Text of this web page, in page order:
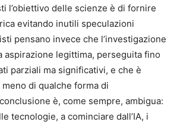
l’obiettivo delle scienze è di fornire
evitando inutili speculazioni
pensano invece che l’investigazione
aspirazione legittima, perseguita fino
parziali ma significativi, e che è
di qualche forma di
è, come sempre, ambigua:
tecnologie, a cominciare dall’IA, i